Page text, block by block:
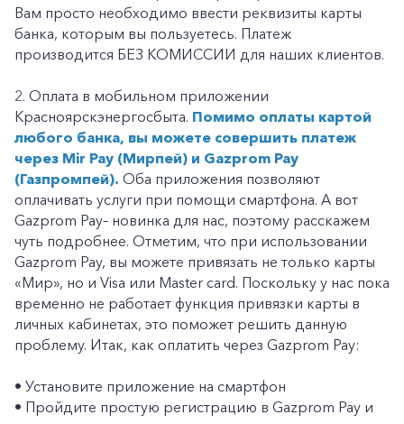
Вам просто необходимо ввести реквизиты карты
банка, которым вы пользуетесь. Платеж
производится БЕЗ КОМИССИИ для наших клиентов.
2. Оплата в мобильном приложении
Красноярскэнергосбыта. Помимо оплаты картой
любого банка, вы можете совершить платеж
через Mir Pay (Мирпей) и Gazprom Pay
(Газпромпей). Оба приложения позволяют
оплачивать услуги при помощи смартфона. А вот
Gazprom Pay– новинка для нас, поэтому расскажем
чуть подробнее. Отметим, что при использовании
Gazprom Pay, вы можете привязать не только карты
«Мир», но и Visa или Master card. Поскольку у нас пока
временно не работает функция привязки карты в
личных кабинетах, это поможет решить данную
проблему. Итак, как оплатить через Gazprom Pay:
• Установите приложение на смартфон
• Пройдите простую регистрацию в Gazprom Pay и